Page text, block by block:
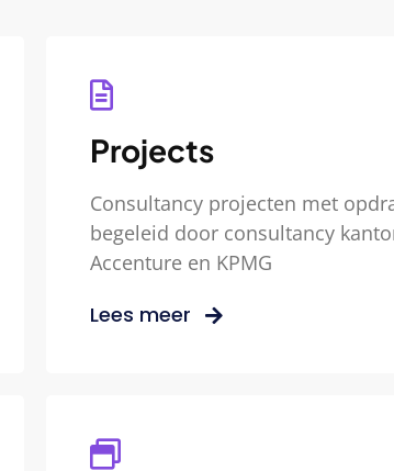
Projects
Consultancy projecten met
begeleid door consultancy
Accenture en KPMG
Lees meer